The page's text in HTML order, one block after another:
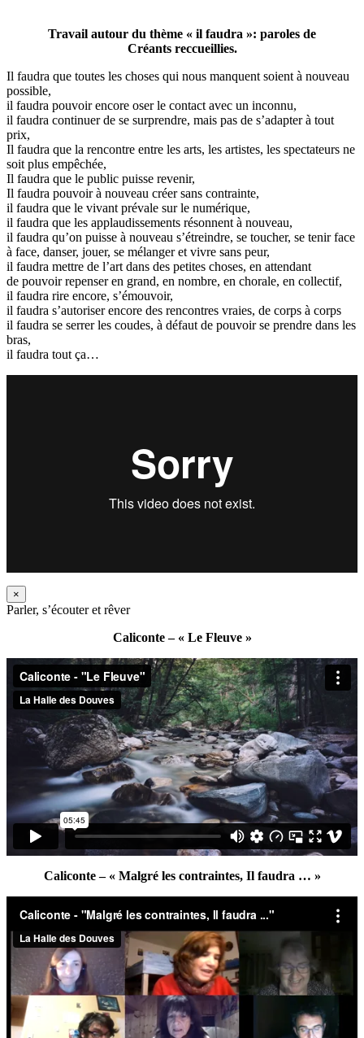
Travail autour du thème « il faudra »: paroles de
Créants reccueillies.
Il faudra que toutes les choses qui nous manquent soient à nouveau
possible,
il faudra pouvoir encore oser le contact avec un inconnu,
il faudra continuer de se surprendre, mais pas de s’adapter à tout
prix,
Il faudra que la rencontre entre les arts, les artistes, les spectateurs ne
soit plus empêchée,
Il faudra que le public puisse revenir,
Il faudra pouvoir à nouveau créer sans contrainte,
il faudra que le vivant prévale sur le numérique,
il faudra que les applaudissements résonnent à nouveau,
il faudra qu’on puisse à nouveau s’étreindre, se toucher, se tenir face
à face, danser, jouer, se mélanger et vivre sans peur,
il faudra mettre de l’art dans des petites choses, en attendant
de pouvoir repenser en grand, en nombre, en chorale, en collectif,
il faudra rire encore, s’émouvoir,
il faudra s’autoriser encore des rencontres vraies, de corps à corps
il faudra se serrer les coudes, à défaut de pouvoir se prendre dans les
bras,
il faudra tout ça…
×
Parler, s’écouter et rêver
Caliconte – « Le Fleuve »
Caliconte – « Malgré les contraintes, Il faudra … »